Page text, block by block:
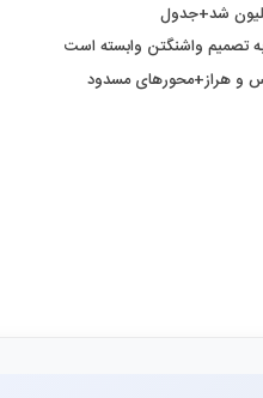
به تصمیم واشنگتن وابسته است
و هراز+محورهای مسدود